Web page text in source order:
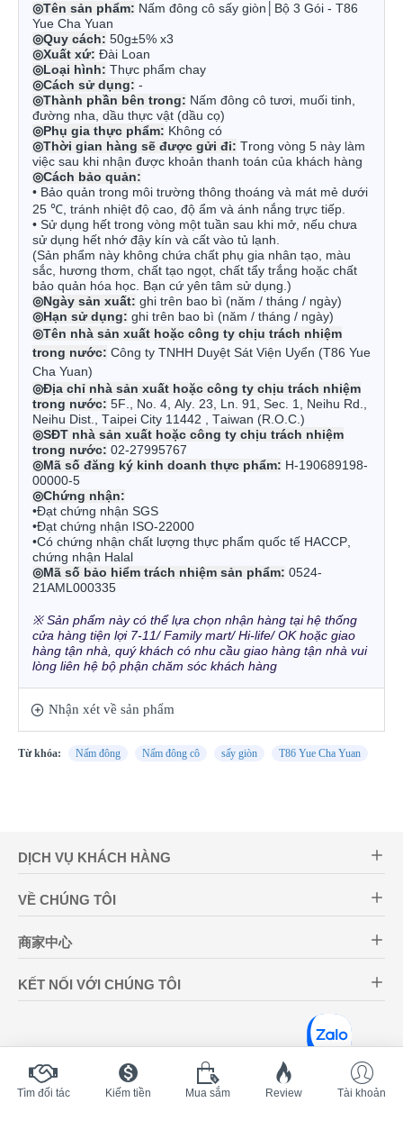
◎Tên sản phẩm: Nấm đông cô sấy giòn│Bộ 3 Gói - T86
Yue Cha Yuan
◎Quy cách: 50g±5% x3
◎Xuất xứ: Đài Loan
◎Loại hình: Thực phẩm chay
◎Cách sử dụng: -
◎Thành phần bên trong: Nấm đông cô tươi, muối tinh,
đường nha, dầu thực vật (dầu cọ)
◎Phụ gia thực phẩm: Không có
◎Thời gian hàng sẽ được gửi đi: Trong vòng 5 này làm
việc sau khi nhận được khoản thanh toán của khách hàng
◎Cách bảo quản:
• Bảo quản trong môi trường thông thoáng và mát mẻ dưới
25 ℃, tránh nhiệt độ cao, độ ẩm và ánh nắng trực tiếp.
• Sử dụng hết trong vòng một tuần sau khi mở, nếu chưa
sử dụng hết nhớ đậy kín và cất vào tủ lạnh.
(Sản phẩm này không chứa chất phụ gia nhân tạo, màu
sắc, hương thơm, chất tạo ngọt, chất tẩy trắng hoặc chất
bảo quản hóa học. Bạn cứ yên tâm sử dụng.)
◎Ngày sản xuất: ghi trên bao bì (năm / tháng / ngày)
◎Hạn sử dụng: ghi trên bao bì (năm / tháng / ngày)
◎Tên nhà sản xuất hoặc công ty chịu trách nhiệm
trong nước: Công ty TNHH Duyệt Sát Viện Uyển (T86 Yue
Cha Yuan)
◎Địa chỉ nhà sản xuất hoặc công ty chịu trách nhiệm
trong nước: 5F., No. 4, Aly. 23, Ln. 91, Sec. 1, Neihu Rd.,
Neihu Dist., Taipei City 11442 , Taiwan (R.O.C.)
◎SĐT nhà sản xuất hoặc công ty chịu trách nhiệm
trong nước: 02-27995767
◎Mã số đăng ký kinh doanh thực phẩm: H-190689198-
00000-5
◎Chứng nhận:
•Đạt chứng nhận SGS
•Đạt chứng nhận ISO-22000
•Có chứng nhận chất lượng thực phẩm quốc tế HACCP,
chứng nhận Halal
◎Mã số bảo hiểm trách nhiệm sản phẩm: 0524-
21AML000335
※ Sản phẩm này có thể lựa chọn nhận hàng tại hệ thống
cửa hàng tiện lợi 7-11/ Family mart/ Hi-life/ OK hoặc giao
hàng tận nhà, quý khách có nhu cầu giao hàng tận nhà vui
lòng liên hệ bộ phận chăm sóc khách hàng
Nhận xét về sản phẩm
Từ khóa: Nấm đông Nấm đông cô sấy giòn T86 Yue Cha Yuan
DỊCH VỤ KHÁCH HÀNG
VỀ CHÚNG TÔI
商家中心
KẾT NỐI VỚI CHÚNG TÔI
Tìm đối tác Kiếm tiền Mua sắm Review Tài khoản